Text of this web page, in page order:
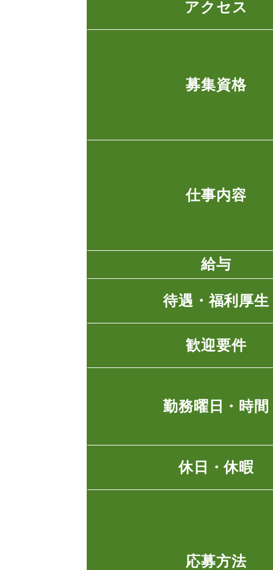
アクセス
募集資格
仕事内容
給与
待遇・福利厚生
歓迎要件
勤務曜日・時間
休日・休暇
応募方法